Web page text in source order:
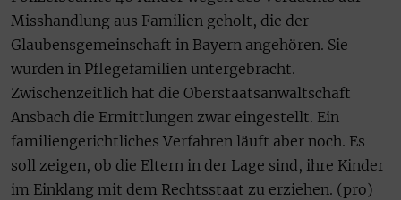
Misshandlung aus Familien geholt, die der
Glaubensgemeinschaft in Bayern angehören. Sie
wurden in Pflegefamilien untergebracht.
Zwischenzeitlich hat die Oberstaatsanwaltschaft
Ansbach die Ermittlungen zwar eingestellt. Ein
familiengerichtliches Verfahren läuft aber noch. Es
soll zeigen, ob die Eltern in der Lage sind, ihre Kinder
im Einklang mit dem Rechtsstaat zu erziehen. (pro)